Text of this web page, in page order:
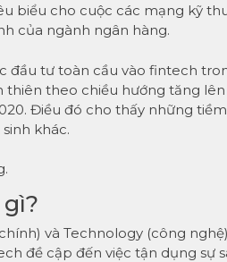
biểu cho cuộc các mạng kỹ
của ngành ngân hàng.
đầu tư toàn cầu vào fintech
thiên theo chiều hướng tăng
Điều đó cho thấy những
khác.
và Technology (công
đề cập đến việc tận dụng sự